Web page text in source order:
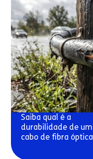
Saiba qual é a
durabilidade de um
cabo de fibra óptica
chuva.